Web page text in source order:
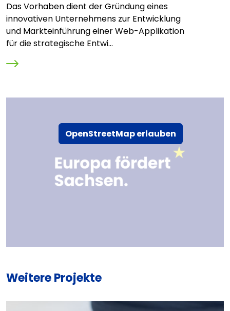
Das Vorhaben dient der Gründung eines
innovativen Unternehmens zur Entwicklung
und Markteinführung einer Web-Applikation
für die strategische Entwi...
OpenStreetMap erlauben
Weitere Projekte